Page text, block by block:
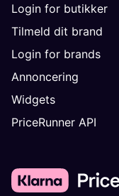
Login for butikker
Tilmeld dit brand
Login for brands
Annoncering
Widgets
PriceRunner API